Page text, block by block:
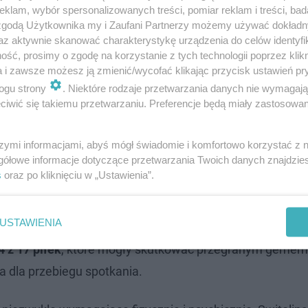
rankingu Jelenę Rybakinę, trzecią Igę Świątek, a
to najstarsza tenisistka w historii(od 1990 roku), która
zawodniczek. Ta seria zwycięstw świadczy o jej
batalią, w których tenisistka z Odessy imponowała
liczba obronionych break pointów, kluczowych w
z 17 piłek, które mogły skutkować przegranym
dla przebiegu spotkania.
wybór spersonalizowanych treści, pomiar reklam i treści,
Użytkownika my i Zaufani Partnerzy możemy używać
aktywnie skanować charakterystykę urządzenia do celów
prosimy o zgodę na korzystanie z tych technologii poprzez
i zawsze możesz ją zmienić/wycofać klikając przycisk ustawień
strony
. Niektóre rodzaje przetwarzania danych nie
się takiemu przetwarzaniu. Preferencje będą miały
informacjami, abyś mógł świadomie i komfortowo korzystać z
informacje dotyczące przetwarzania Twoich danych
oraz po kliknięciu w „Ustawienia”.
USTAWIENIA